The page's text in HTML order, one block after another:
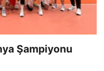
Şampiyonu